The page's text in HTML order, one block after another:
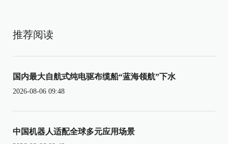
推荐阅读
国内最大自航式纯电驱布缆船“蓝海领航”下水
2026-08-06 09:48
中国机器人适配全球多元应用场景